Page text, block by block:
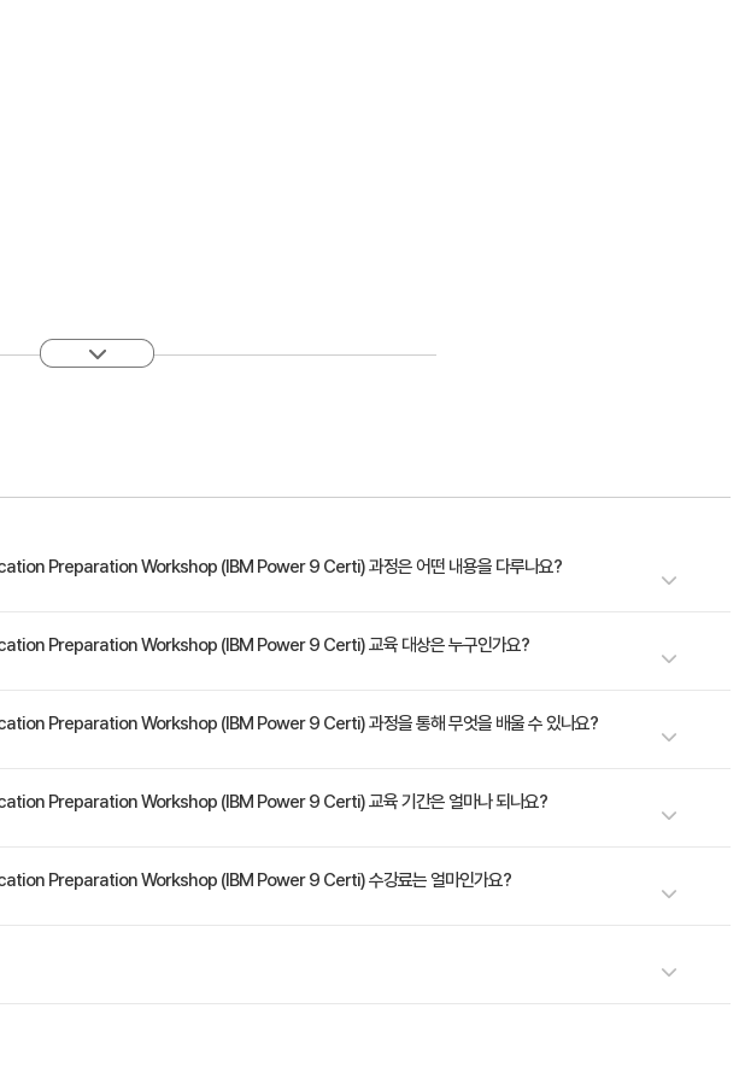
Preparation Workshop (IBM Power 9 Certi) 과정은 어떤 내용을 다루나요?
Preparation Workshop (IBM Power 9 Certi) 교육 대상은 누구인가요?
험의 응시를 준비하는 엔지니어 및 영업대표
Preparation Workshop (IBM Power 9 Certi) 과정을 통해 무엇을 배울 수 있나요?
특징을 이해한다 - POWER9 Enterprise Server의 각 모델별 특징을 이해한다 - POWER9 Scale-out Server
Preparation Workshop (IBM Power 9 Certi) 교육 기간은 얼마나 되나요?
Preparation Workshop (IBM Power 9 Certi) 수강료는 얼마인가요?
있으니 자세한 내용은 트레이노케이트로 문의해 주세요.